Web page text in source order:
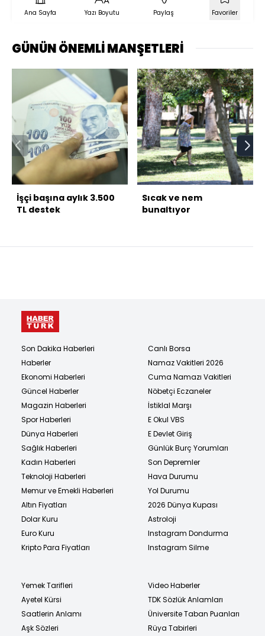
Ana Sayfa Yazı Boyutu Paylaş Favoriler
GÜNÜN ÖNEMLİ MANŞETLERİ
İşçi başına aylık 3.500
TL destek
Sıcak ve nem
bunaltıyor
Son Dakika Haberleri
Haberler
Ekonomi Haberleri
Güncel Haberler
Magazin Haberleri
Spor Haberleri
Dünya Haberleri
Sağlık Haberleri
Kadın Haberleri
Teknoloji Haberleri
Memur ve Emekli Haberleri
Altın Fiyatları
Dolar Kuru
Euro Kuru
Kripto Para Fiyatları
Canlı Borsa
Namaz Vakitleri 2026
Cuma Namazı Vakitleri
Nöbetçi Eczaneler
İstiklal Marşı
E Okul VBS
E Devlet Giriş
Günlük Burç Yorumları
Son Depremler
Hava Durumu
Yol Durumu
2026 Dünya Kupası
Astroloji
Instagram Dondurma
Instagram Silme
Yemek Tarifleri
Ayetel Kürsi
Saatlerin Anlamı
Aşk Sözleri
Video Haberler
TDK Sözlük Anlamları
Üniversite Taban Puanları
Rüya Tabirleri